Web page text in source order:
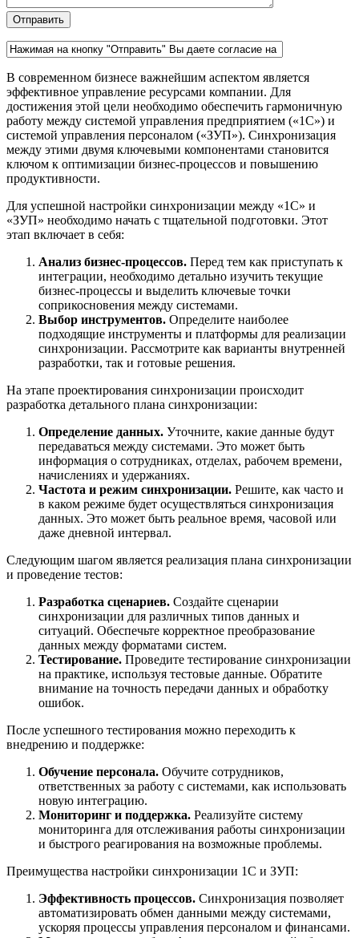
В современном бизнесе важнейшим аспектом является
эффективное управление ресурсами компании. Для
достижения этой цели необходимо обеспечить гармоничную
работу между системой управления предприятием («1С») и
системой управления персоналом («ЗУП»). Синхронизация
между этими двумя ключевыми компонентами становится
ключом к оптимизации бизнес-процессов и повышению
продуктивности.
Для успешной настройки синхронизации между «1С» и
«ЗУП» необходимо начать с тщательной подготовки. Этот
этап включает в себя:
Анализ бизнес-процессов. Перед тем как приступать к
интеграции, необходимо детально изучить текущие
бизнес-процессы и выделить ключевые точки
соприкосновения между системами.
Выбор инструментов. Определите наиболее
подходящие инструменты и платформы для реализации
синхронизации. Рассмотрите как варианты внутренней
разработки, так и готовые решения.
На этапе проектирования синхронизации происходит
разработка детального плана синхронизации:
Определение данных. Уточните, какие данные будут
передаваться между системами. Это может быть
информация о сотрудниках, отделах, рабочем времени,
начислениях и удержаниях.
Частота и режим синхронизации. Решите, как часто и
в каком режиме будет осуществляться синхронизация
данных. Это может быть реальное время, часовой или
даже дневной интервал.
Следующим шагом является реализация плана синхронизации
и проведение тестов:
Разработка сценариев. Создайте сценарии
синхронизации для различных типов данных и
ситуаций. Обеспечьте корректное преобразование
данных между форматами систем.
Тестирование. Проведите тестирование синхронизации
на практике, используя тестовые данные. Обратите
внимание на точность передачи данных и обработку
ошибок.
После успешного тестирования можно переходить к
внедрению и поддержке:
Обучение персонала. Обучите сотрудников,
ответственных за работу с системами, как использовать
новую интеграцию.
Мониторинг и поддержка. Реализуйте систему
мониторинга для отслеживания работы синхронизации
и быстрого реагирования на возможные проблемы.
Преимущества настройки синхронизации 1С и ЗУП:
Эффективность процессов. Синхронизация позволяет
автоматизировать обмен данными между системами,
ускоряя процессы управления персоналом и финансами.